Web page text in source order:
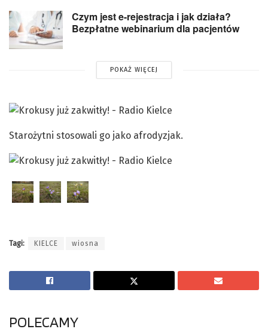
Czym jest e-rejestracja i jak działa?
Bezpłatne webinarium dla pacjentów
POKAŻ WIĘCEJ
Starożytni stosowali go jako afrodyzjak.
Tagi: KIELCE wiosna
POLECAMY